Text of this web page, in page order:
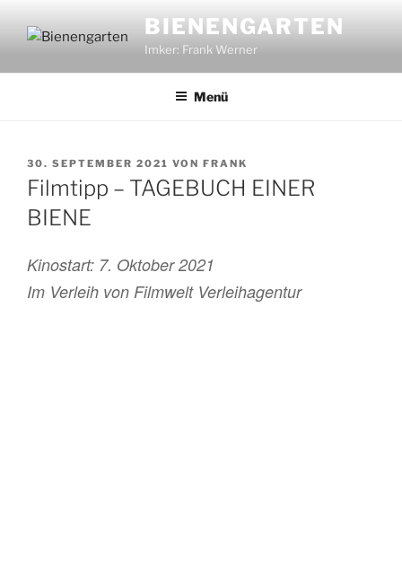
Inhalt
BIENENGARTEN
Imker: Frank Werner
Menü
VERÖFFENTLICHT
AM
30. SEPTEMBER 2021 VON FRANK
Filmtipp – TAGEBUCH EINER
BIENE
Kinostart: 7. Oktober 2021
Im Verleih von Filmwelt Verleihagentur